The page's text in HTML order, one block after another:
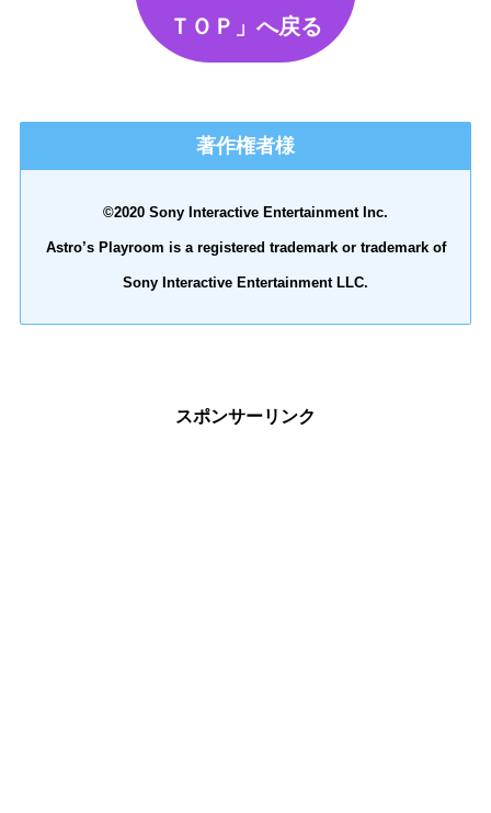
ＴＯＰ」へ戻る
著作権者様
©2020 Sony Interactive Entertainment Inc.
Astro’s Playroom is a registered trademark or trademark of
Sony Interactive Entertainment LLC.
スポンサーリンク